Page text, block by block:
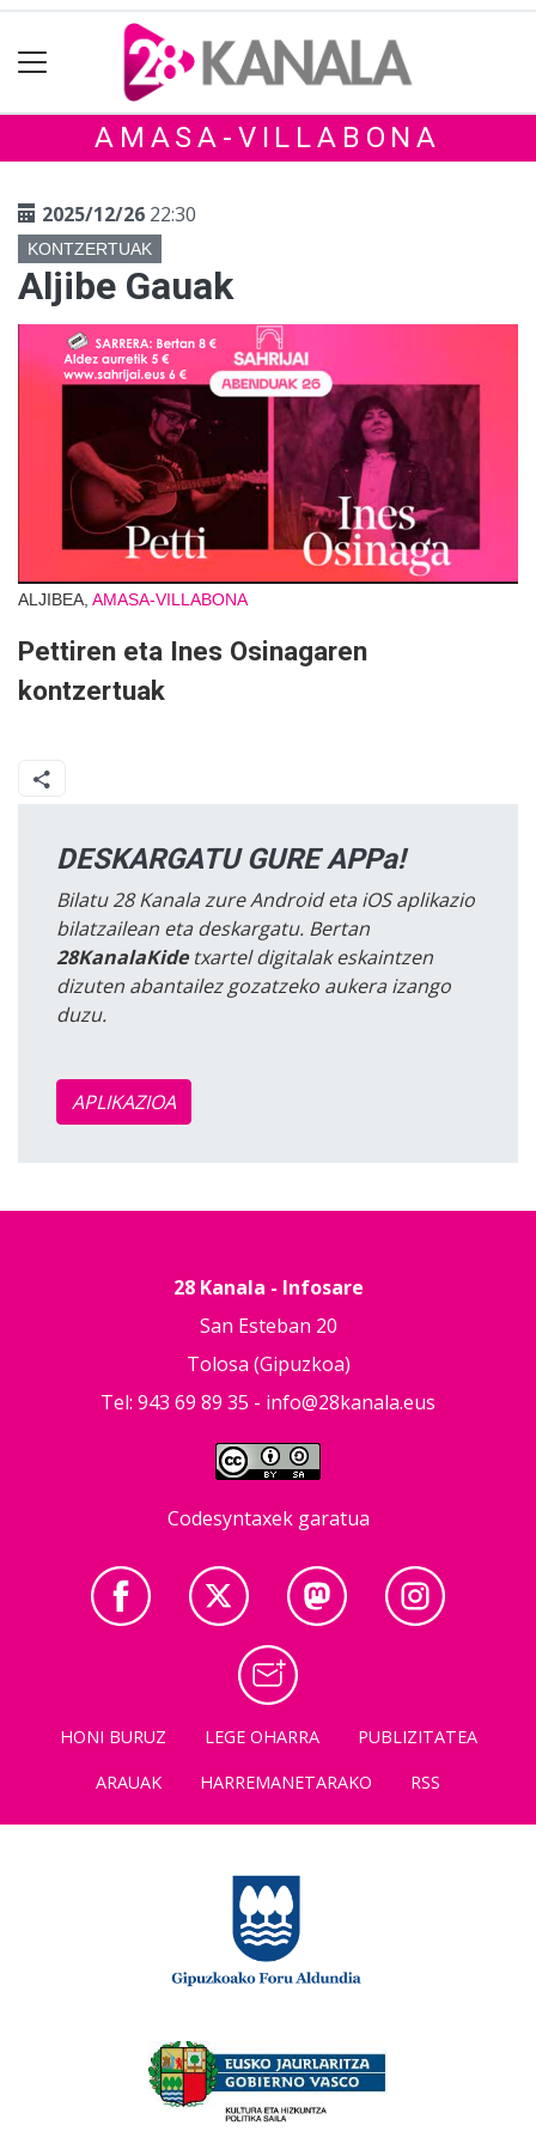
AMASA-VILLABONA
2025/12/26 22:30
KONTZERTUAK
Aljibe Gauak
ALJIBEA, AMASA-VILLABONA
Pettiren eta Ines Osinagaren
kontzertuak
DESKARGATU GURE APPa!
Bilatu 28 Kanala zure Android eta iOS aplikazio
bilatzailean eta deskargatu. Bertan
28KanalaKidetxartel digitalak eskaintzen
dizuten abantailez gozatzeko aukera izango
duzu.
APLIKAZIOA
28 Kanala - Infosare
San Esteban 20
Tolosa (Gipuzkoa)
Tel: 943 69 89 35 - info@28kanala.eus
Codesyntaxek garatua
HONI BURUZ LEGE OHARRA
PUBLIZITATEA
ARAUAK
HARREMANETARAKO RSS